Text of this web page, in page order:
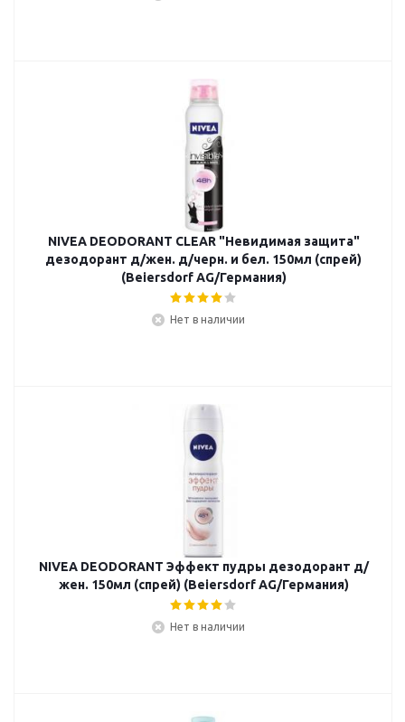
NIVEA DEODORANT CLEAR "Невидимая защита"
дезодорант д/жен. д/черн. и бел. 150мл (спрей)
(Beiersdorf AG/Германия)
Нет в наличии
NIVEA DEODORANT Эффект пудры дезодорант д/
жен. 150мл (спрей) (Beiersdorf AG/Германия)
Нет в наличии